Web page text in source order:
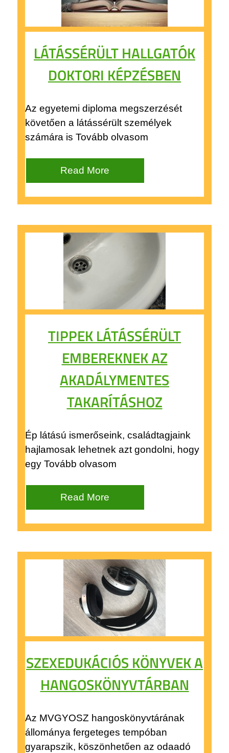
LÁTÁSSÉRÜLT HALLGATÓK
DOKTORI KÉPZÉSBEN
Az egyetemi diploma megszerzését
követően a látássérült személyek
számára is Tovább olvasom
Read More
TIPPEK LÁTÁSSÉRÜLT
EMBEREKNEK AZ
AKADÁLYMENTES
TAKARÍTÁSHOZ
Ép látású ismerőseink, családtagjaink
hajlamosak lehetnek azt gondolni, hogy
egy Tovább olvasom
Read More
SZEXEDUKÁCIÓS KÖNYVEK A
HANGOSKÖNYVTÁRBAN
Az MVGYOSZ hangoskönyvtárának
állománya fergeteges tempóban
gyarapszik, köszönhetően az odaadó